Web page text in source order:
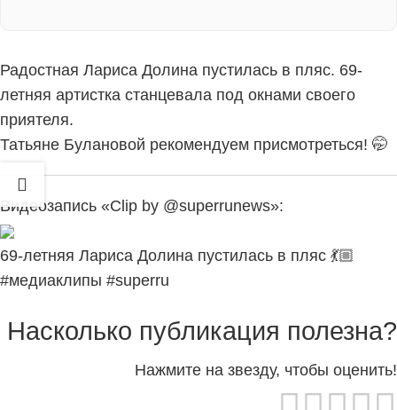
Радостная Лариса Долина пустилась в пляс. 69-
летняя артистка станцевала под окнами своего
приятеля.
Татьяне Булановой рекомендуем присмотреться! 🤭
Видеозапись «Clip by @superrunews»:
69-летняя Лариса Долина пустилась в пляс 💃🏼
#медиаклипы #superru
Насколько публикация полезна?
Нажмите на звезду, чтобы оценить!